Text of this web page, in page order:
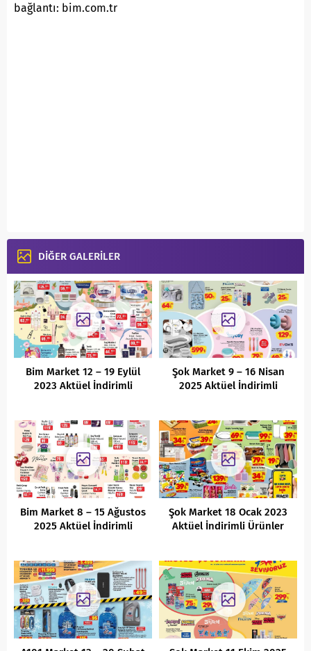
bağlantı: bim.com.tr
DİĞER GALERİLER
Bim Market 12 – 19 Eylül
2023 Aktüel İndirimli
Şok Market 9 – 16 Nisan
2025 Aktüel İndirimli
Bim Market 8 – 15 Ağustos
2025 Aktüel İndirimli
Şok Market 18 Ocak 2023
Aktüel İndirimli Ürünler